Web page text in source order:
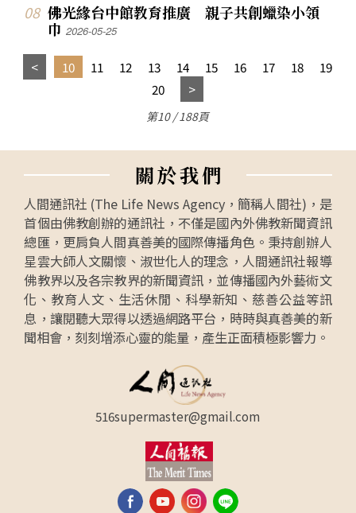
佛光緣台中館教育推廣 親子共創蠟染小領
巾2026-05-25
10 11 12 13 14 15 16 17 18
19
20
第10 / 188頁
關於我們
人間通訊社 (The Life News Agency，簡稱人間社)，是
首個由佛教創辦的通訊社，不僅是國內外佛教新聞資訊
總匯，更肩負人間真善美的國際傳播角色。秉持創辦人
星雲大師人文關懷、淑世化人的理念，人間通訊社報導
佛教界以及各宗教界的新聞資訊，並傳播國內外藝術文
化、教育人文、生活休閒、科學新知、慈善公益等訊
息，讓閱聽大眾得以透過網路平台，時時與真善美的新
聞相會，刻刻增添心靈的能量，產生正面積極影響力。
516supermaster@gmail.com